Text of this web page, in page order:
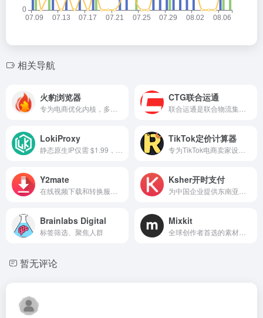
相关导航
火豹浏览器 CTG联合运通
LokiProxy TikTok定价计算器
Y2mate Ksher开时支付
Brainlabs Digital
标签筛选、聚焦人群
Mixkit
暂无评论